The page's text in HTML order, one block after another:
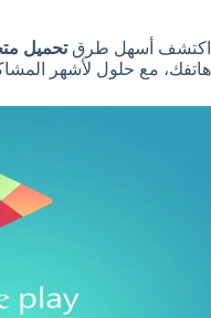
اكتشف أسهل طرقتحميل
هاتفك، مع حلول لأشهر